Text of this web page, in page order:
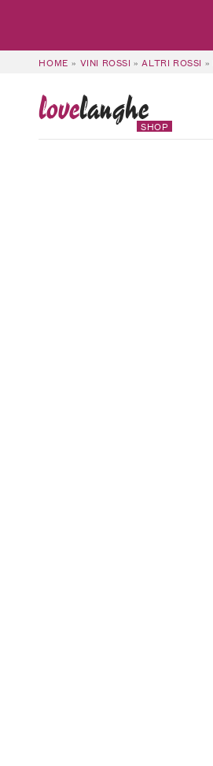
HOME » VINI ROSSI » ALTRI ROSSI »
lovelanghe
SHOP